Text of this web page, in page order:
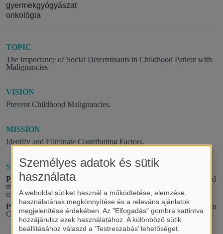
gyermekgyógyászat
onkológia
TOPIC
The Importance of Social Determinants in Childhood Patient with
Malignancies
VISION
Prevent Childhood Malignancies.
MISSION
Identify and Eliminate Contributing Factors.
SPECIFIC GOALS
PROJECT 1:Association Between Socioeconomic Measures and
the Risk of Childhood Malignancies: a systematic review and
meta-analysis.
PROJECT 2:Investigating Glutamine Effect on Oral Mucositis in
Childhood Cancer Patient: Randomized Controlled Trial.
Személyes adatok és sütik
használata
A weboldal sütiket használ a működtetése, elemzése,
használatának megkönnyítése és a releváns ajánlatok
megjelenítése érdekében. Az "Elfogadás" gombra kattintva
hozzájárulsz ezek használatához. A különböző sütik
beállításához válaszd a ’Testreszabás’ lehetőséget.